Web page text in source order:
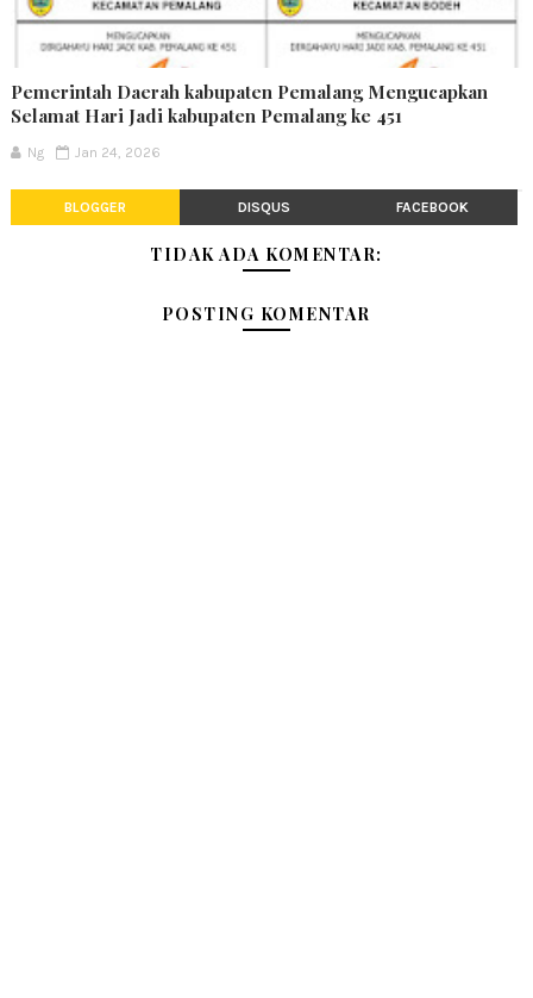
Pemerintah Daerah kabupaten Pemalang Mengucapkan
Selamat Hari Jadi kabupaten Pemalang ke 451
Ng Jan 24, 2026
BLOGGER DISQUS FACEBOOK
TIDAK ADA KOMENTAR:
POSTING KOMENTAR